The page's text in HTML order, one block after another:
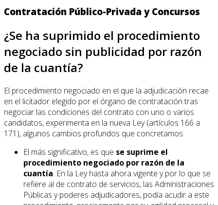
Contratación Público-Privada y Concursos
¿Se ha suprimido el procedimiento
negociado sin publicidad por razón
de la cuantía?
El procedimiento negociado en el que la adjudicación recae
en el licitador elegido por el órgano de contratación tras
negociar las condiciones del contrato con uno o varios
candidatos, experimenta en la nueva Ley (artículos 166 a
171), algunos cambios profundos que concretamos:
El más significativo, es que se suprime el
procedimiento negociado por razón de la
cuantía. En la Ley hasta ahora vigente y por lo que se
refiere al de contrato de servicios, las Administraciones
Públicas y poderes adjudicadores, podía acudir a este